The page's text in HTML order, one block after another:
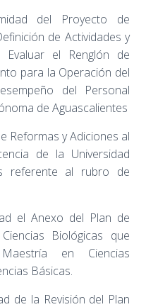
del Proyecto de
de Actividades y
Evaluar el Renglón de
para la Operación del
del Personal
de Aguascalientes
Reformas y Adiciones al
de la Universidad
referente al rubro de
el Anexo del Plan de
Biológicas que
en Ciencias
Básicas.
de la Revisión del Plan